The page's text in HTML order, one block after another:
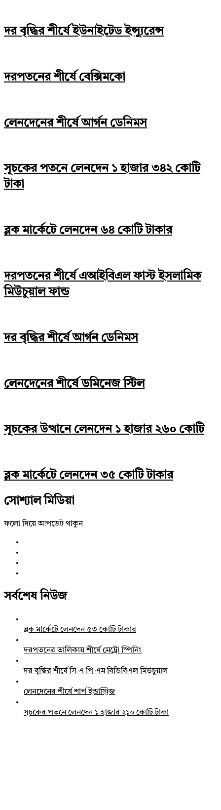
দর বৃদ্ধির শীর্ষে ইউনাইটেড ইন্স্যুরেন্স
দরপতনের শীর্ষে বেক্সিমকো
লেনদেনের শীর্ষে আর্গন ডেনিমস
সূচকের পতনে লেনদেন ১ হাজার ৩৪২ কোটি
টাকা
ব্লক মার্কেটে লেনদেন ৬৪ কোটি টাকার
দরপতনের শীর্ষে এআইবিএল ফাস্ট ইসলামিক
মিউচুয়াল ফান্ড
দর বৃদ্ধির শীর্ষে আর্গন ডেনিমস
লেনদেনের শীর্ষে ডমিনেজ স্টিল
সূচকের উত্থানে লেনদেন ১ হাজার ২৬০ কোটি
ব্লক মার্কেটে লেনদেন ৩৫ কোটি টাকার
সোশ্যাল মিডিয়া
ফলো দিয়ে আপডেট থাকুন
সর্বশেষ নিউজ
ব্লক মার্কেটে লেনদেন ৫৩ কোটি টাকার
দরপতনের তালিকায় শীর্ষে মেট্রো স্পিনিং
দর বৃদ্ধির শীর্ষে সি এ পি এম বিডিবিএল মিউচুয়াল
লেনদেনের শীর্ষে শার্প ইন্ডাস্ট্রিজ
সূচকের পতনে লেনদেন ১ হাজার ২১০ কোটি টাকা